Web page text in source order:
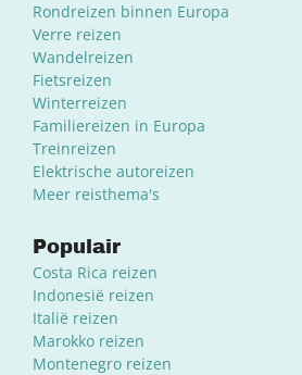
Rondreizen binnen Europa
Verre reizen
Wandelreizen
Fietsreizen
Winterreizen
Familiereizen in Europa
Treinreizen
Elektrische autoreizen
Meer reisthema's
Populair
Costa Rica reizen
Indonesië reizen
Italië reizen
Marokko reizen
Montenegro reizen